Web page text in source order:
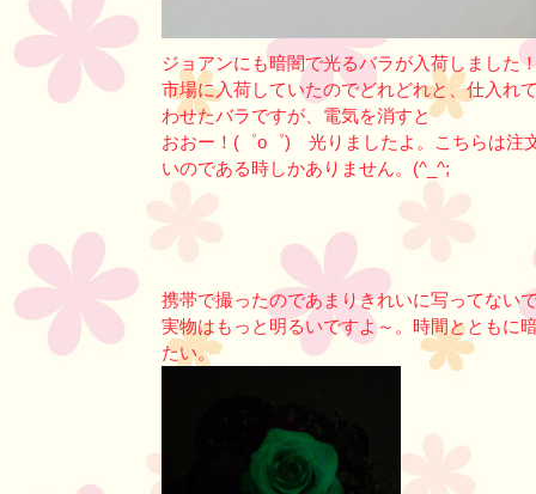
ジョアンにも暗闇で光るバラが入荷しました
市場に入荷していたのでどれどれと、仕入れ
わせたバラですが、電気を消すと
おおー！(゜o゜) 光りましたよ。こちらは注
いのである時しかありません。(^_^;
携帯で撮ったのであまりきれいに写ってない
実物はもっと明るいですよ～。時間とともに
たい。